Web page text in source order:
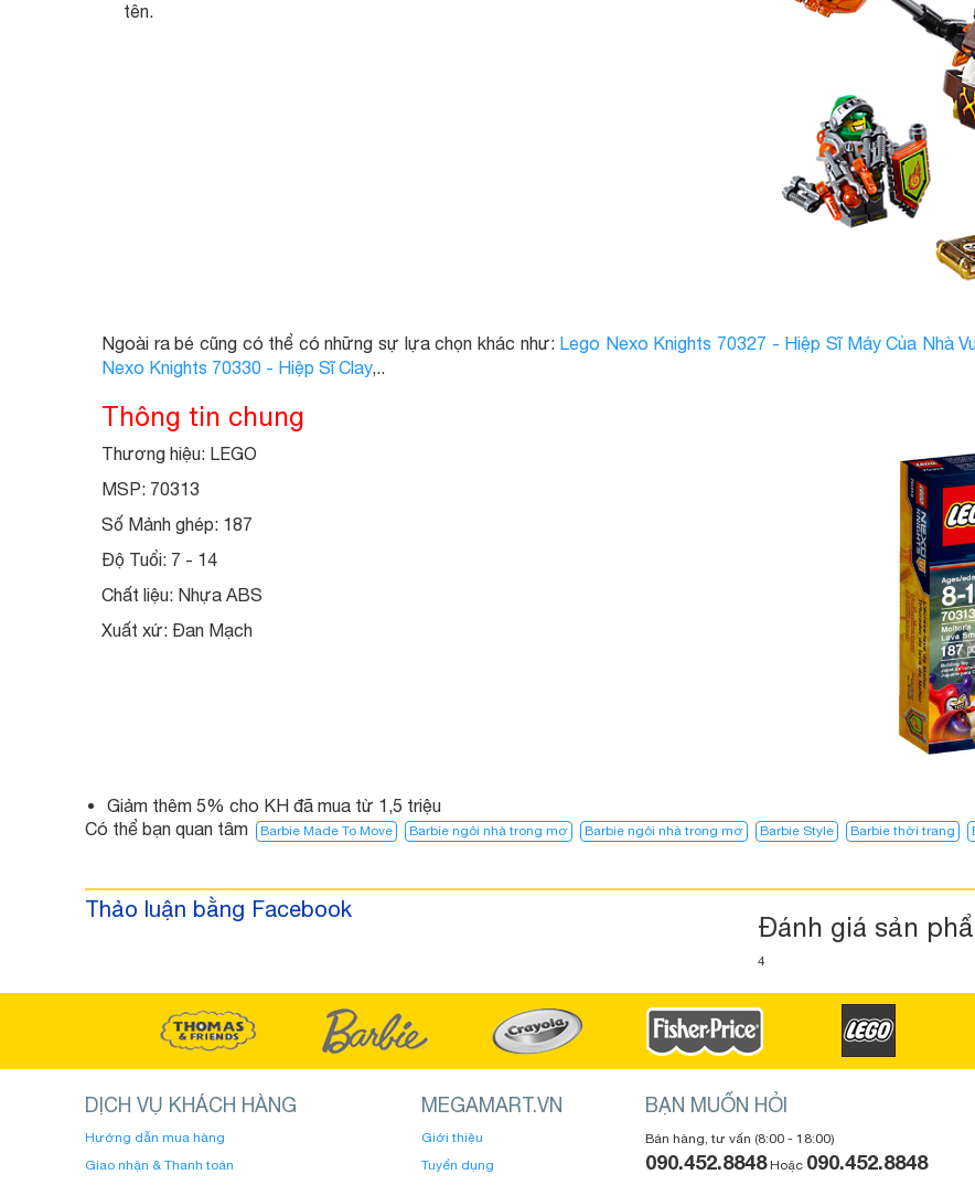
tên.
Ngoài ra bé cũng có thể có những sự lựa chọn khác như: Lego Nexo Knights 70327 - Hiệp Sĩ Máy Của Nhà
Nexo Knights 70330 - Hiệp Sĩ Clay,..
Thông tin chung
Thương hiệu: LEGO
MSP: 70313
Số Mảnh ghép: 187
Độ Tuổi: 7 - 14
Chất liệu: Nhựa ABS
Xuất xứ: Đan Mạch
Giảm thêm 5% cho KH đã mua từ 1,5 triệu
Có thể bạn quan tâm
Barbie Made To Move Barbie ngôi nhà trong mơ Barbie ngôi nhà trong mơ​ Barbie Style Barbie thời trang
Thảo luận bằng Facebook
Đánh giá sản
4
DỊCH VỤ KHÁCH HÀNG
Hướng dẫn mua hàng
Giao nhận & Thanh toán
MEGAMART.VN
Giới thiệu
Tuyển dụng
BẠN MUỐN HỎI
Bán hàng, tư vấn (8:00 - 18:00)
090.452.8848Hoặc 090.452.8848